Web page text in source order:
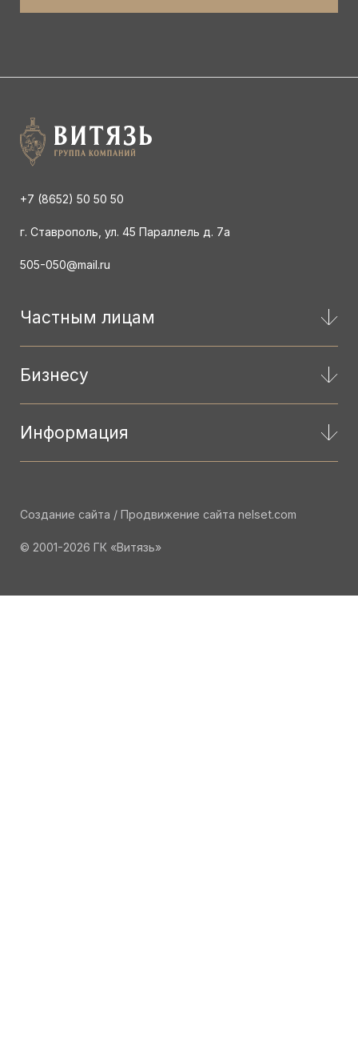
+7 (8652) 50 50 50
г. Ставрополь, ул. 45 Параллель д. 7а
505-050@mail.ru
Частным лицам
Бизнесу
Информация
Создание сайта / Продвижение сайта nelset.com
© 2001-2026 ГК «Витязь»